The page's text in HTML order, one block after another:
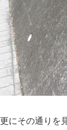
更にその通りを